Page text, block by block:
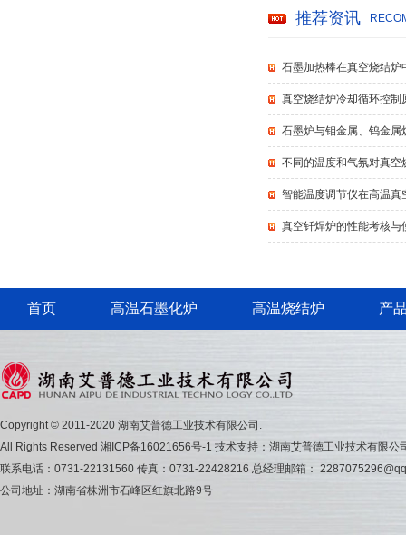
推荐资讯
石墨加热棒在真空烧结炉
真空烧结炉冷却循环控制
石墨炉与钼金属、钨金属
不同的温度和气氛对真空
智能温度调节仪在高温真
真空钎焊炉的性能考核与
首页 高温石墨化炉 高温烧结炉 产
Copyright © 2011-2020 湖南艾普德工业技术有限公司.
All Rights Reserved 湘ICP备16021656号-1 技术支持：湖南艾普德工业技术有限公
联系电话：0731-22131560 传真：0731-22428216 总经理邮箱：
公司地址：湖南省株洲市石峰区红旗北路9号